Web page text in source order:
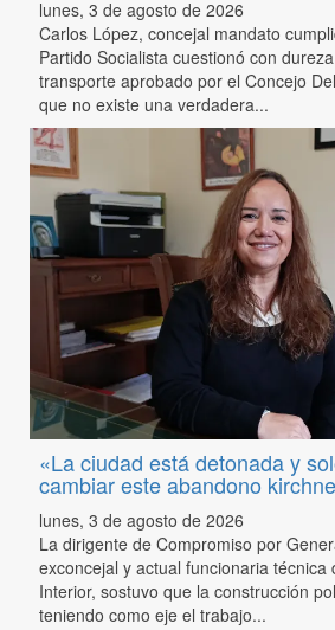
lunes, 3 de agosto de 2026
Carlos López, concejal mandato
Partido Socialista cuestionó con
transporte aprobado por el Concejo
que no existe una verdadera...
«La ciudad está detonada y
cambiar este abandono
lunes, 3 de agosto de 2026
La dirigente de Compromiso por
exconcejal y actual funcionaria técnica
Interior, sostuvo que la construcción
teniendo como eje el trabajo...